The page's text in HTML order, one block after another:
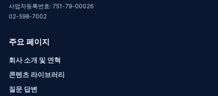
사업자등록번호: 751-79-00026
02-598-7002
주요 페이지
회사 소개 및 연혁
콘텐츠 라이브러리
질문 답변